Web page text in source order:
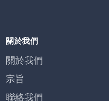
關於我們
關於我們
宗旨
聯絡我們